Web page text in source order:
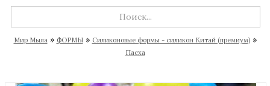
Мир Мыла » ФОРМЫ » Cиликоновые формы - силикон Китай (премиум) »
Пасха